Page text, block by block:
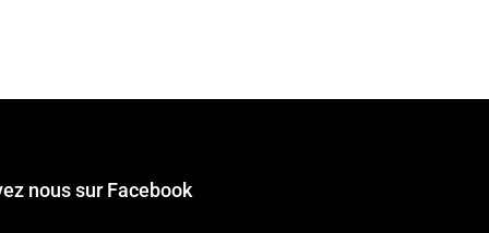
nous sur Facebook